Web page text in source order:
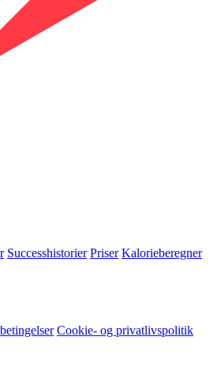
Successhistorier Priser Kalorieberegner
Cookie- og privatlivspolitik